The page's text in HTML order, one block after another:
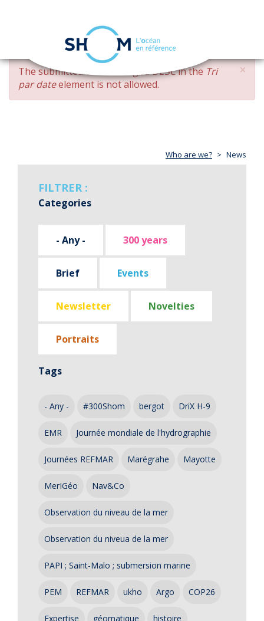
Skip
main
content
navigation
×
ERROR
MESSAGE
The submitted value changed DESCin the Tri
par dateelement is not allowed.
Who are we? News
FILTRER :
Categories
- Any - 300 years
Brief Events
Newsletter Novelties
Portraits
Tags
- Any - #300Shom bergot DriX H-9
EMR Journée mondiale de l'hydrographie
Journées REFMAR Marégrahe Mayotte
MerIGéo Nav&Co
Observation du niveau de la mer
Observation du niveua de la mer
PAPI ; Saint-Malo ; submersion marine
PEM REFMAR ukho Argo COP26
Expertise géomatique histoire